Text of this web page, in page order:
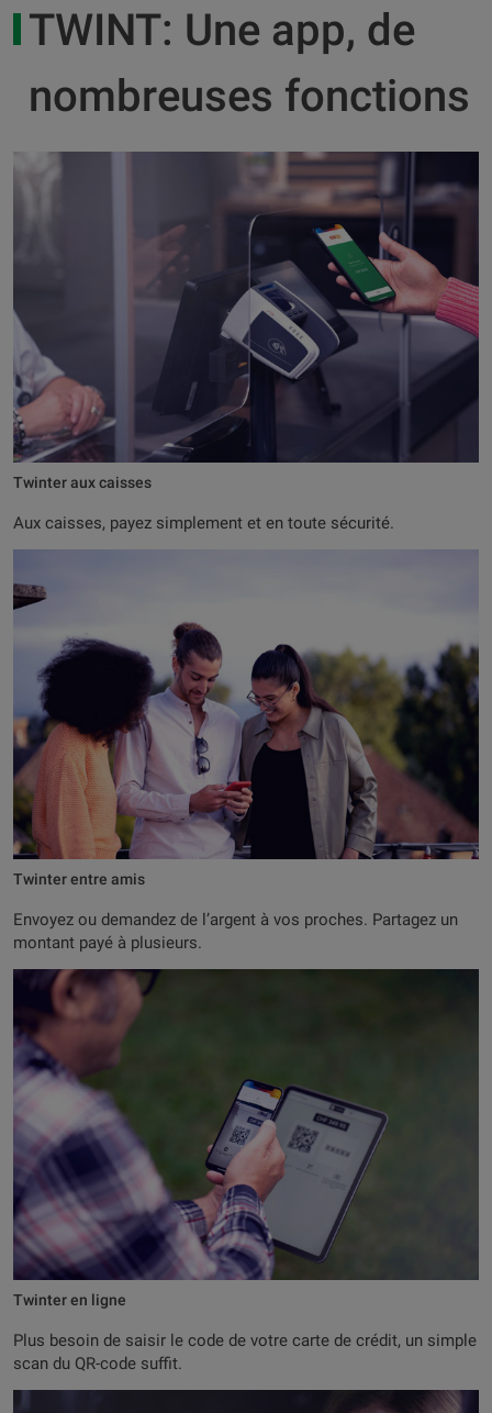
TWINT: Une app, de
nombreuses fonctions
Twinter aux caisses
Aux caisses, payez simplement et en toute sécurité.
Twinter entre amis
Envoyez ou demandez de l’argent à vos proches. Partagez un
montant payé à plusieurs.
Twinter en ligne
Plus besoin de saisir le code de votre carte de crédit, un simple
scan du QR-code suffit.